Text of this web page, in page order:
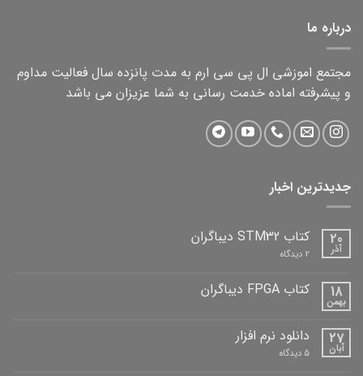
درباره ما
مجتمع اموزشی ال پی سی ارم به مدت پانزده سال فعالیت مداوم
و پیشرفته اماده خدمت رسانی به شما عزیزان می باشد
جدیدترین اخبار
20
آذر
کتاب STM32 دیباگران
2 دیدگاه برای
دیباگران 18
بهمن
کتاب FPGA دیباگران
کتاب
FPGA
دیباگران
ثبت
نشده 27
آبان
دانلود نرم افزار
5 دیدگاه برای